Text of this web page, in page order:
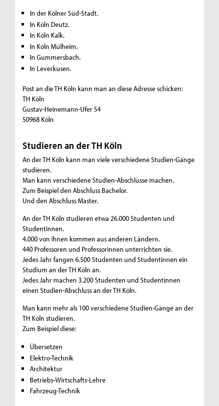
In der Kölner Süd-Stadt.
In Köln Deutz.
In Köln Kalk.
In Köln Mülheim.
In Gummersbach.
In Leverkusen.
Post an die TH Köln kann man an diese Adresse schicken:
TH Köln
Gustav-Heinemann-Ufer 54
50968 Köln
Studieren an der TH Köln
An der TH Köln kann man viele verschiedene Studien-Gänge
studieren.
Man kann verschiedene Studien-Abschlüsse machen.
Zum Beispiel den Abschluss Bachelor.
Und den Abschluss Master.
An der TH Köln studieren etwa 26.000 Studenten und
Studentinnen.
4.000 von ihnen kommen aus anderen Ländern.
440 Professoren und Professorinnen unterrichten sie.
Jedes Jahr fangen 6.500 Studenten und Studentinnen ein
Studium an der TH Köln an.
Jedes Jahr machen 3.200 Studenten und Studentinnen
einen Studien-Abschluss an der TH Köln.
Man kann mehr als 100 verschiedene Studien-Gänge an der
TH Köln studieren.
Zum Beispiel diese:
Übersetzen
Elektro-Technik
Architektur
Betriebs-Wirtschafts-Lehre
Fahrzeug-Technik